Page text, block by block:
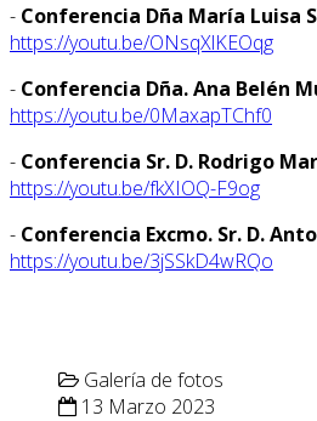
- Conferencia Dña María Luisa
https://youtu.be/ONsqXlKEOqg
- Conferencia Dña. Ana Belén
https://youtu.be/0MaxapTChf0
- Conferencia Sr. D. Rodrigo
https://youtu.be/fkXIOQ-F9og
- Conferencia Excmo. Sr. D.
https://youtu.be/3jSSkD4wRQo
Galería de fotos
13 Marzo 2023